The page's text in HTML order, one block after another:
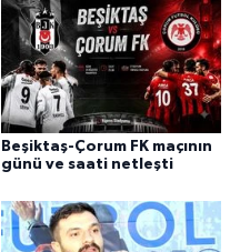
Beşiktaş-Çorum FK maçının
günü ve saati netleşti